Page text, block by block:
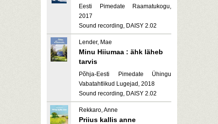
Eesti Pimedate Raamatukogu,
2017
Sound recording, DAISY 2.02
Lender, Mae
Minu Hiiumaa : ähk läheb
tarvis
Põhja-Eesti Pimedate Ühingu
Vabatahtlikud Lugejad, 2018
Sound recording, DAISY 2.02
Rekkaro, Anne
Priius kallis anne